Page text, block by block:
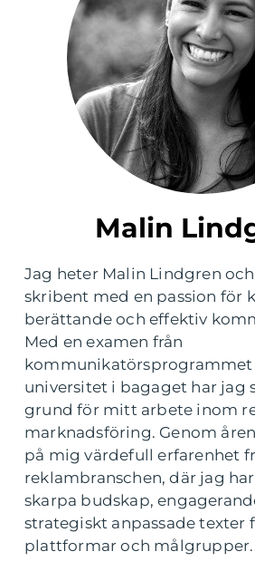
Malin
Jag heter Malin Lindgren
skribent med en passion för
berättande och effektiv
Med en examen från
kommunikatörsprogrammet
universitet i bagaget har jag
grund för mitt arbete inom
marknadsföring. Genom
på mig värdefull erfarenhet
reklambranschen, där jag
skarpa budskap,
strategiskt anpassade texter
plattformar och målgrupper.